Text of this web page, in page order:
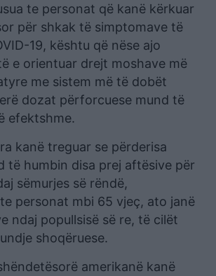
te personat që kanë kërkuar
për shkak të simptomave të
19, kështu që nëse ajo
e orientuar drejt moshave më
me sistem më të dobët
dozat përforcuese mund të
efektshme.
kanë treguar se përderisa
të humbin disa prej aftësive për
sëmurjes së rëndë,
personat mbi 65 vjeç, ato janë
ndaj popullsisë së re, të cilët
shoqëruese.
amerikanë kanë